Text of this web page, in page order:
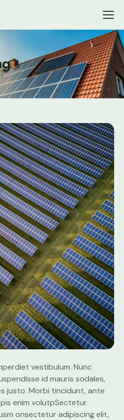
vestibulum. Nunc
id mauris sodales,
justo. Morbi tincidunt, ante
enim volutpSectetur
onsectetur adipiscing elit,